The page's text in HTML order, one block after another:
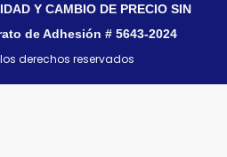
derechos reservados
Y CAMBIO DE PRECIO SIN
de Adhesión # 5643-2024